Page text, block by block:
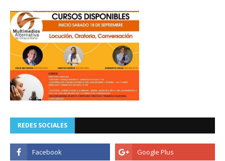
REDES SOCIALES